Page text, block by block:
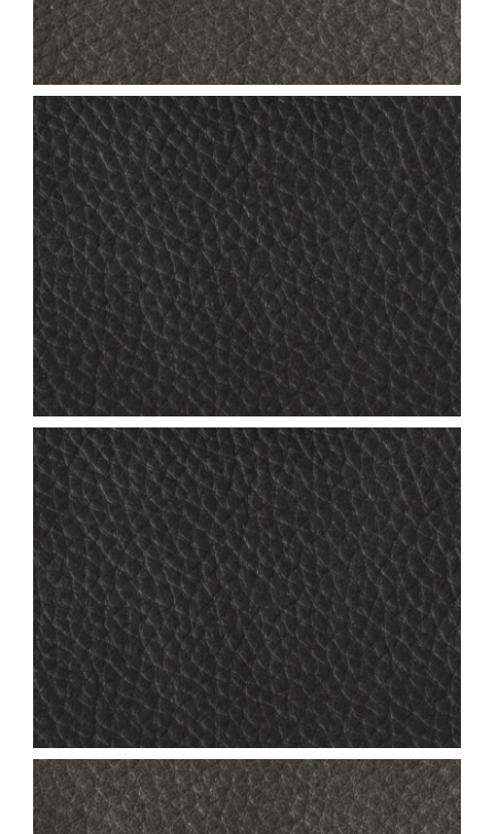
NEVADA_COL.98
NEVADA_COL.26